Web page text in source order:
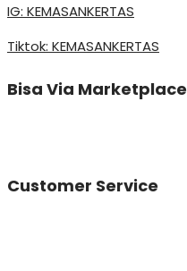
IG: KEMASANKERTAS
Tiktok: KEMASANKERTAS
Bisa Via Marketplace
Customer Service